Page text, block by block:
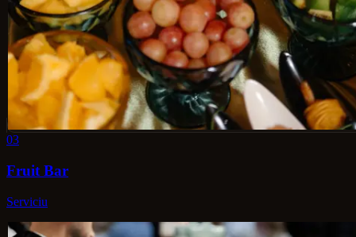
03
Fruit Bar
Serviciu